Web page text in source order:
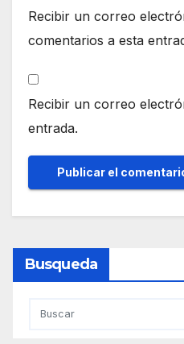
Recibir un correo
comentarios a esta
Recibir un correo
entrada.
Busqueda